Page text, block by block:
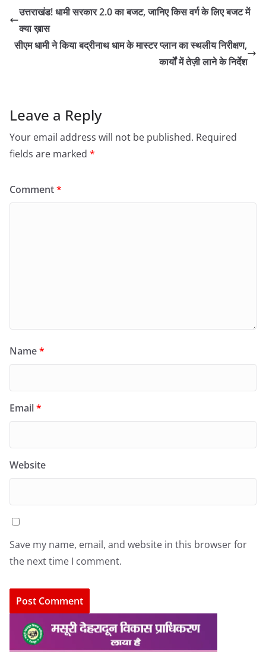
उत्तराखंड! धामी सरकार 2.0 का बजट, जानिए किस वर्ग के लिए बजट में
क्या ख़ास
सीएम धामी ने किया बद्रीनाथ धाम के मास्टर प्लान का स्थलीय निरीक्षण,
कार्यों में तेज़ी लाने के निर्देश
Leave a Reply
Your email address will not be published. Required
fields are marked *
Comment*
Name*
Email*
Website
Save my name, email, and website in this browser for
the next time I comment.